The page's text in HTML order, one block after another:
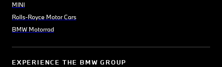
MINI
Rolls-Royce Motor Cars
BMW Motorrad
EXPERIENCE THE BMW GROUP